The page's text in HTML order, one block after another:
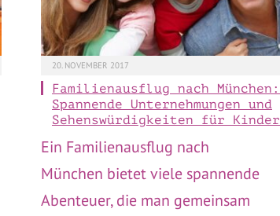
20. NOVEMBER 2017
Familienausflug nach München:
Spannende Unternehmungen und
Sehenswürdigkeiten für Kinder
Ein Familienausflug nach
München bietet viele spannende
Abenteuer, die man gemeinsam